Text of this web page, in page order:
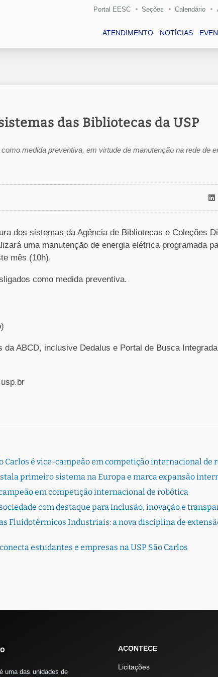
Portal EESC Seções Calendário
ATENDIMENTO NOTÍCIAS
das Bibliotecas da USP
medida preventiva, em virtude de manutenção na rede de
dos sistemas da Agência de Bibliotecas e Coleções
uma manutenção de energia elétrica programada
mês (10h).
como medida preventiva.
ABCD, inclusive Dedalus e Portal de Busca
Carlos é vice-campeão em competição internacional de
primeiro sistema na Europa e marca expansão
em competição internacional de robótica
com destaque para inclusão, inovação e
Fluidotérmicos Industriais: a nova disciplina de
estudantes e empresas na USP São Carlos
uma das unidades de
ACONTECE
Licitações